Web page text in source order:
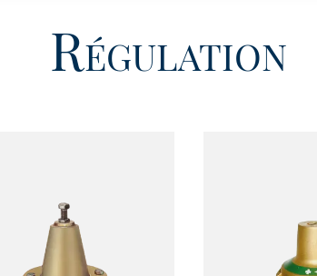
Régulation